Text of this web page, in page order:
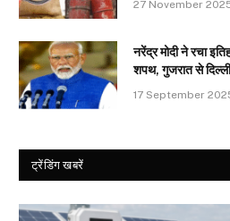
27 November
नरेंद्र मोदी ने रचा
शपथ, गुजरात से
17 September
ट्रेंडिंग खबरें